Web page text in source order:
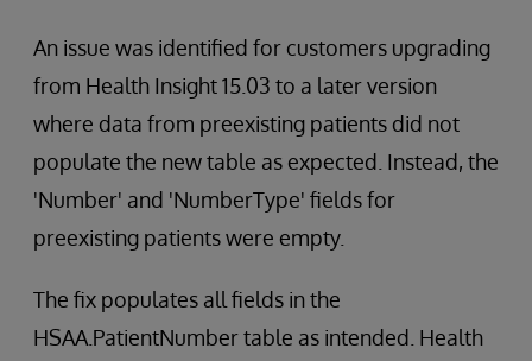
An issue was identified for customers upgrading
from Health Insight 15.03 to a later version
where data from preexisting patients did not
populate the new table as expected. Instead, the
'Number' and 'NumberType' fields for
preexisting patients were empty.
The fix populates all fields in the
HSAA.PatientNumber table as intended. Health